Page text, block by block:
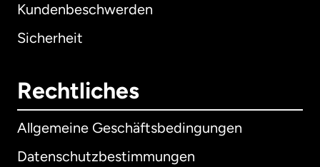
Kundenbeschwerden
Sicherheit
Rechtliches
Allgemeine Geschäftsbedingungen
Datenschutzbestimmungen